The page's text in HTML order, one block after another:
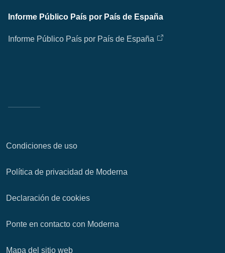
Informe Público País por País de España
Informe Público País por País de España
Condiciones de uso
Política de privacidad de Moderna
Declaración de cookies
Ponte en contacto con Moderna
Mapa del sitio web